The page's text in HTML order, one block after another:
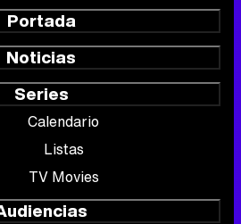
Portada
Noticias
Series
Calendario
Listas
TV Movies